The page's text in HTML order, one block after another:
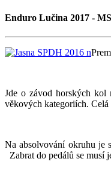
Enduro Lučina 2017 -
Jde o závod horských
věkových kategoriích. Celá
Na absolvování okruhu je
Zabrat do pedálů se musí